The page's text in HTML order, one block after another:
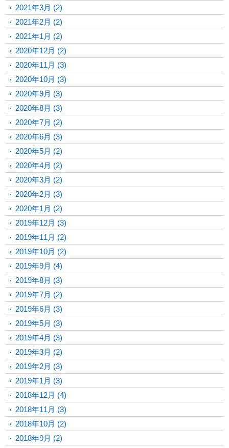
2021年3月 (2)
2021年2月 (2)
2021年1月 (2)
2020年12月 (2)
2020年11月 (3)
2020年10月 (3)
2020年9月 (3)
2020年8月 (3)
2020年7月 (2)
2020年6月 (3)
2020年5月 (2)
2020年4月 (2)
2020年3月 (2)
2020年2月 (3)
2020年1月 (2)
2019年12月 (3)
2019年11月 (2)
2019年10月 (2)
2019年9月 (4)
2019年8月 (3)
2019年7月 (2)
2019年6月 (3)
2019年5月 (3)
2019年4月 (3)
2019年3月 (2)
2019年2月 (3)
2019年1月 (3)
2018年12月 (4)
2018年11月 (3)
2018年10月 (2)
2018年9月 (2)